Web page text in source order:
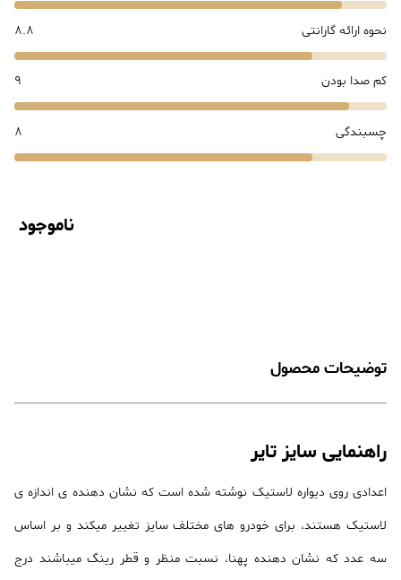
نحوه ارائه گارانتی 8.8
کم صدا بودن 9
چسبندگی 8
ناموجود
توضیحات محصول
راهنمایی سایز تایر
اعدادی روی دیواره لاستیک نوشته شده است که نشان دهنده ی اندازه ی
لاستیک هستند، برای خودرو های مختلف سایز تغییر میکند و بر اساس
سه عدد که نشان دهنده پهنا، نسبت منظر و قطر رینگ میباشند درج